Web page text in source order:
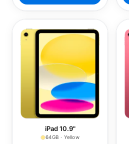
iPad 10.9"
64GB · Yellow